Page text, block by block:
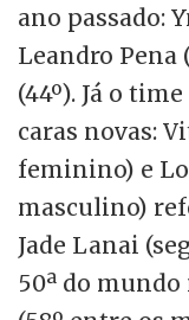
ano passado:
Leandro Pena
(44º). Já o
caras novas:
feminino) e
masculino)
Jade Lanai
50ª do